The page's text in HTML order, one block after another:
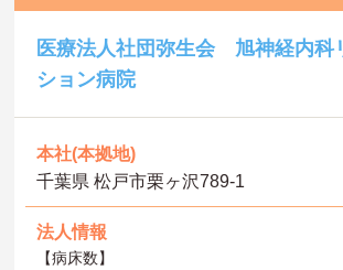
医療法人社団弥生会 旭神経内科
ション病院
本社(本拠地)
千葉県 松戸市栗ヶ沢789-1
法人情報
【病床数】